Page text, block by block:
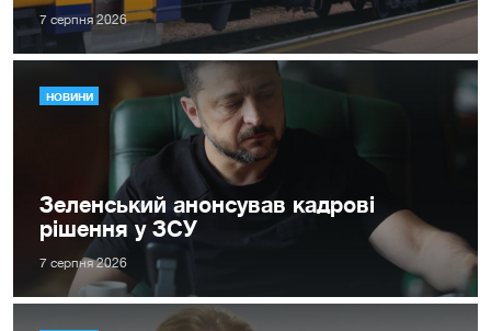
7 серпня 2026
НОВИНИ
Зеленський анонсував кадрові
рішення у ЗСУ
7 серпня 2026